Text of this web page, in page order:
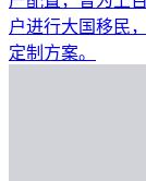
户进行大国移民
定制方案。